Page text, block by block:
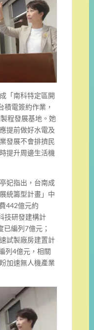
「南科特定區開
積電簽約作業，
程發展基地。她
提前做好水電及
發展不會排擠民
提升周邊生活機
妃指出，台南成
統籌型計畫」中
442億元約
技研發建構計
編列7億元；
試製廠房建置計
列4億元，相關
加速無人機產業